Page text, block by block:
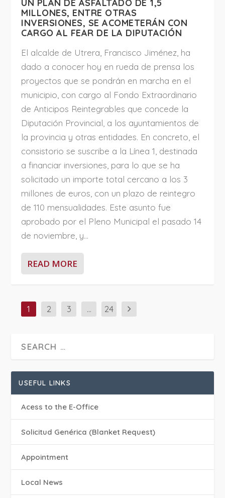
UN PLAN DE ASFALTADO DE 1,5
MILLONES, ENTRE OTRAS
INVERSIONES, SE ACOMETERÁN CON
CARGO AL FEAR DE LA DIPUTACIÓN
El alcalde de Utrera, Francisco Jiménez, ha
dado a conocer hoy en rueda de prensa los
proyectos que se pondrán en marcha en el
municipio, con cargo al Fondo Extraordinario
de Anticipos Reintegrables que concede la
Diputación Provincial, a los ayuntamientos de
la provincia y otras entidades. En concreto, el
consistorio se suscribe a la Línea 1, destinada
a financiar inversiones, para lo que se ha
solicitado un importe total cercano a los 3
millones de euros, con un plazo de reintegro
de 110 mensualidades. Este asunto fue
aprobado por el Pleno Municipal el pasado 14
de noviembre, y...
READ MORE
1 2 3 … 24
USEFUL LINKS
Acess to the E-Office
Solicitud Genérica (Blanket Request)
Appointment
Local News